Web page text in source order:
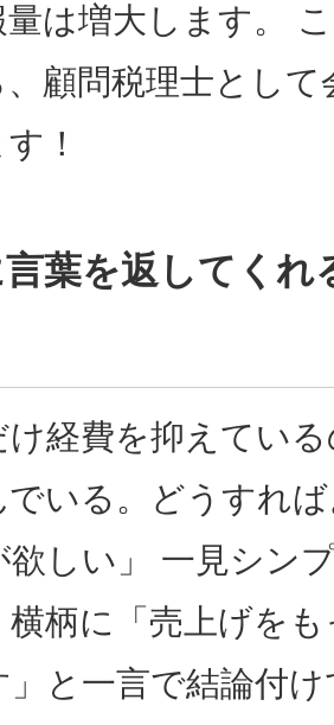
量は増大します。
顧問税理士として
！
葉を返してくれ
け経費を抑えてい
でいる。どうすれ
欲しい」 一見シン
柄に「売上げを
」と一言で結論付